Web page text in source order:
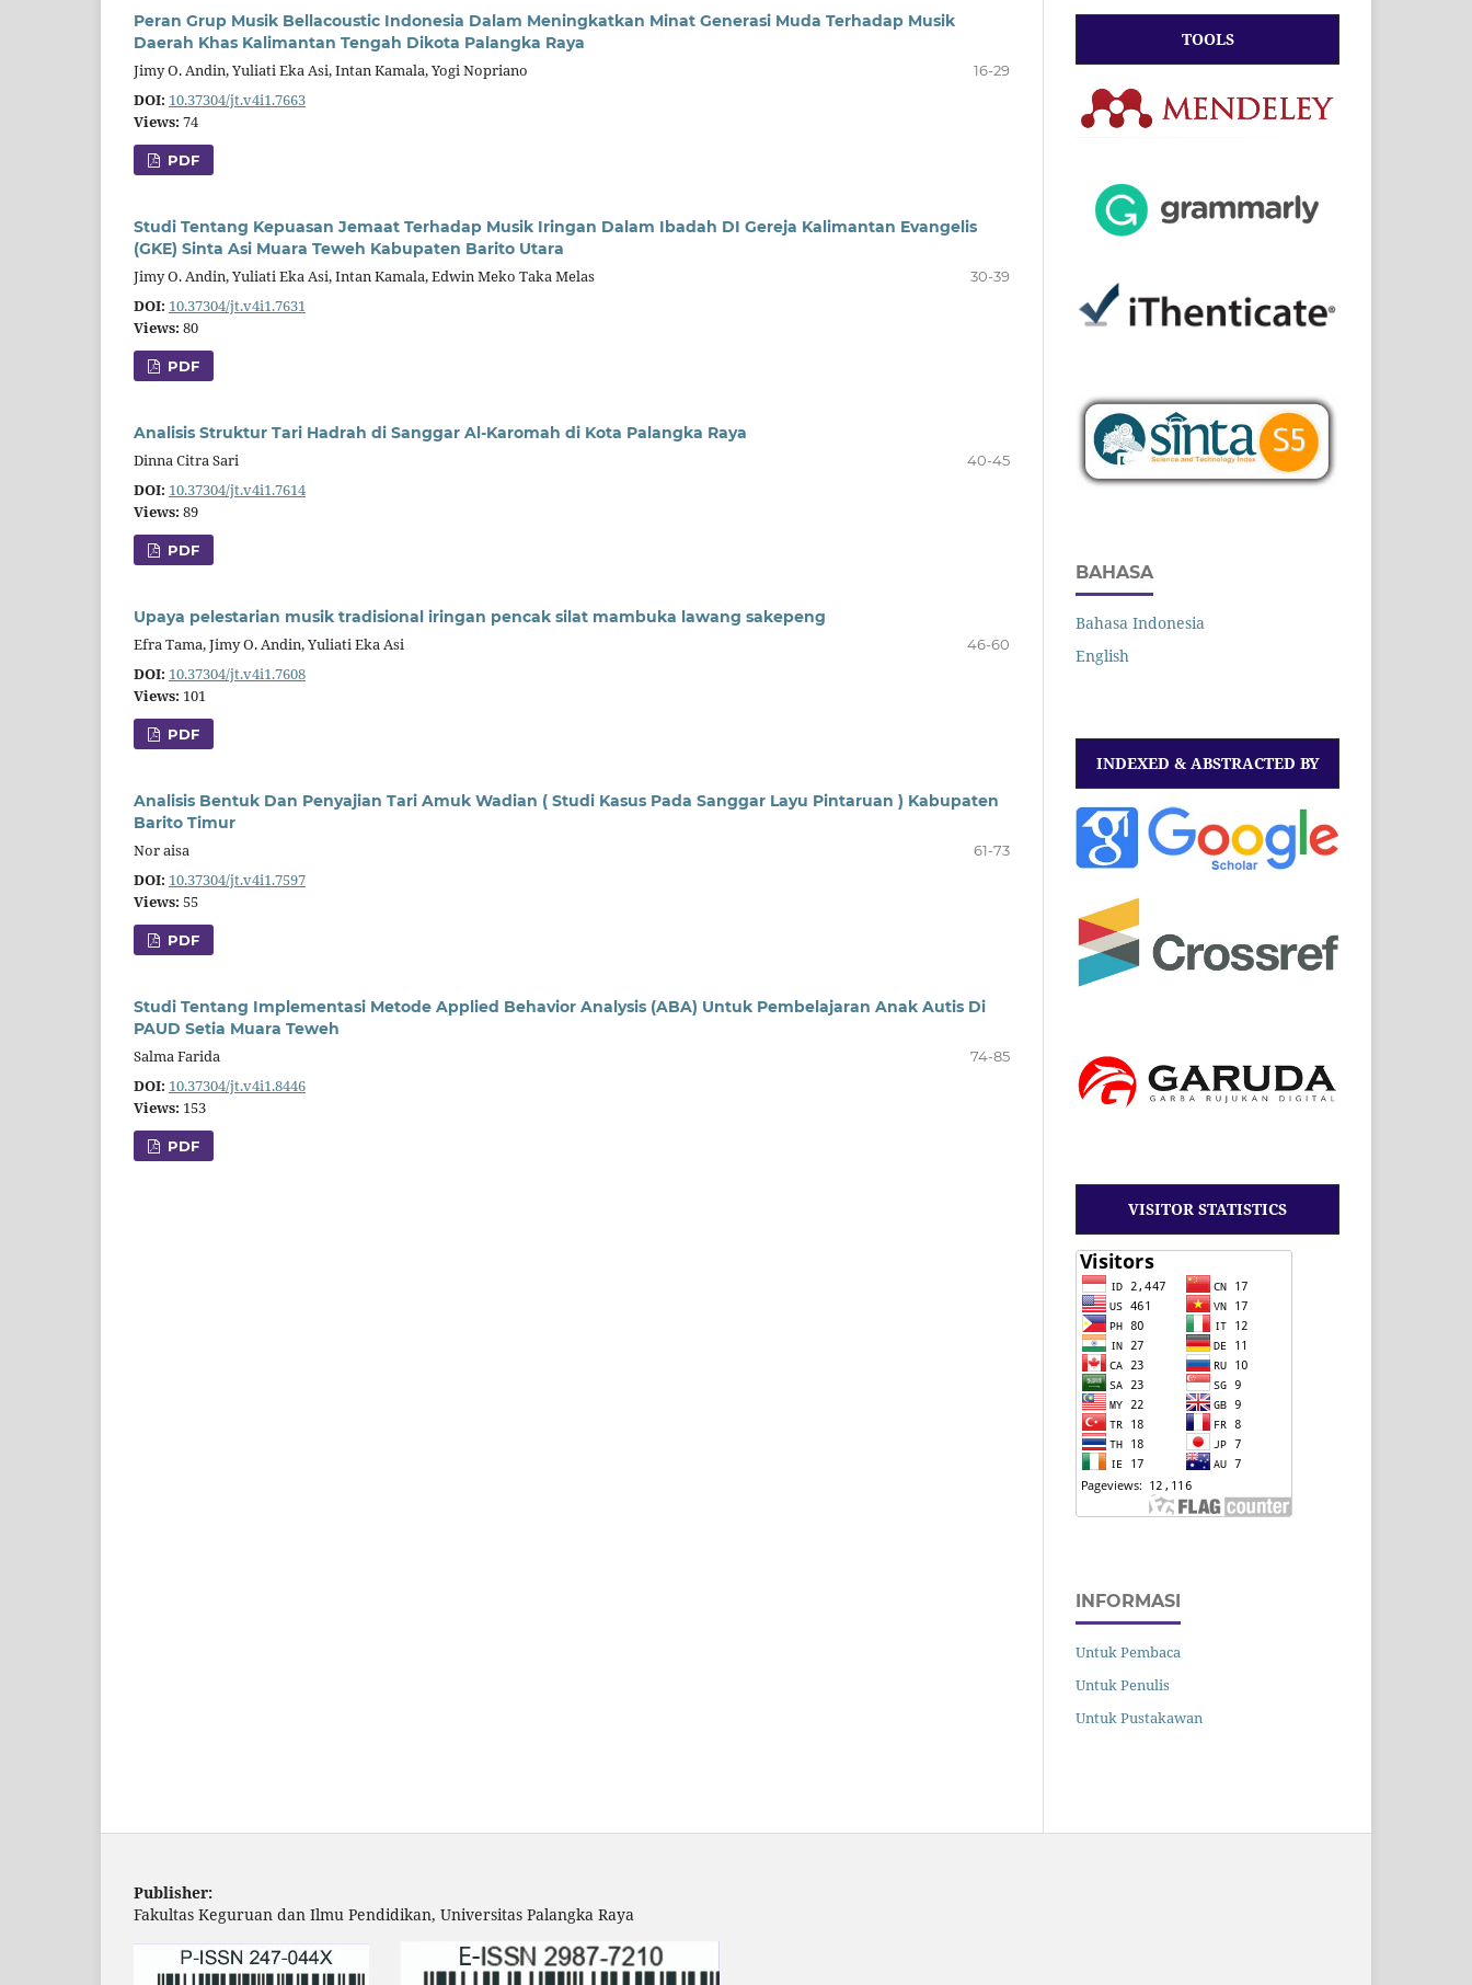
Peran Grup Musik Bellacoustic Indonesia Dalam Meningkatkan Minat Generasi Muda Terhadap Musik
Daerah Khas Kalimantan Tengah Dikota Palangka Raya
Jimy O. Andin, Yuliati Eka Asi, Intan Kamala, Yogi Nopriano
16-29
DOI: 10.37304/jt.v4i1.7663
Views: 74
PDF
Studi Tentang Kepuasan Jemaat Terhadap Musik Iringan Dalam Ibadah DI Gereja Kalimantan Evangelis
(GKE) Sinta Asi Muara Teweh Kabupaten Barito Utara
Jimy O. Andin, Yuliati Eka Asi, Intan Kamala, Edwin Meko Taka Melas
30-39
DOI: 10.37304/jt.v4i1.7631
Views: 80
PDF
Analisis Struktur Tari Hadrah di Sanggar Al-Karomah di Kota Palangka Raya
Dinna Citra Sari
40-45
DOI: 10.37304/jt.v4i1.7614
Views: 89
PDF
Upaya pelestarian musik tradisional iringan pencak silat mambuka lawang sakepeng
Efra Tama, Jimy O. Andin, Yuliati Eka Asi
46-60
DOI: 10.37304/jt.v4i1.7608
Views: 101
PDF
Analisis Bentuk Dan Penyajian Tari Amuk Wadian ( Studi Kasus Pada Sanggar Layu Pintaruan ) Kabupaten
Barito Timur
Nor aisa
61-73
DOI: 10.37304/jt.v4i1.7597
Views: 55
PDF
Studi Tentang Implementasi Metode Applied Behavior Analysis (ABA) Untuk Pembelajaran Anak Autis Di
PAUD Setia Muara Teweh
Salma Farida
74-85
DOI: 10.37304/jt.v4i1.8446
Views: 153
PDF
TOOLS
BAHASA
Bahasa Indonesia
English
INDEXED & ABSTRACTED BY
VISITOR STATISTICS
INFORMASI
Untuk Pembaca
Untuk Penulis
Untuk Pustakawan
Publisher:
Fakultas Keguruan dan Ilmu Pendidikan, Universitas Palangka Raya